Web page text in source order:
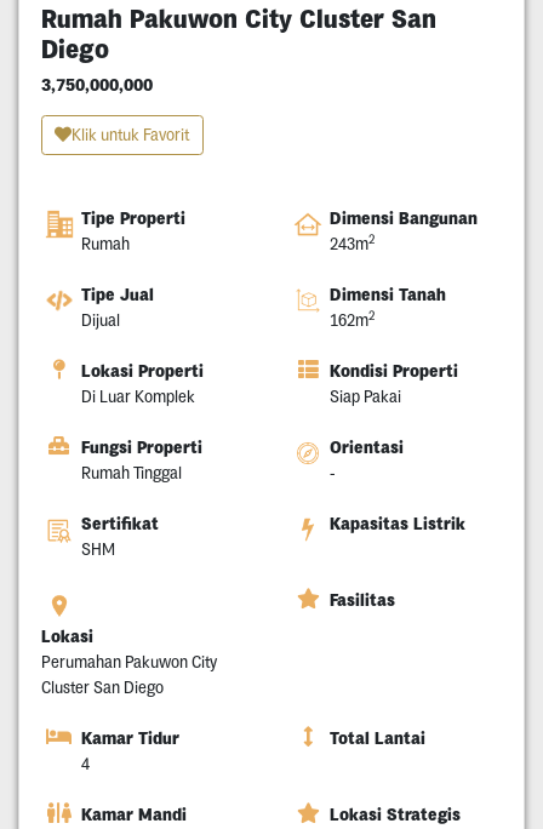
Rumah Pakuwon City Cluster San
Diego
3,750,000,000
Klik untuk Favorit
Tipe Properti
Rumah
Dimensi Bangunan
243m2
Tipe Jual
Dijual
Dimensi Tanah
162m2
Lokasi Properti
Di Luar Komplek
Kondisi Properti
Siap Pakai
Fungsi Properti
Rumah Tinggal
Orientasi
-
Sertifikat
SHM
Kapasitas Listrik
Lokasi
Perumahan Pakuwon City
Cluster San Diego
Fasilitas
Kamar Tidur
4
Total Lantai
Kamar Mandi Lokasi Strategis